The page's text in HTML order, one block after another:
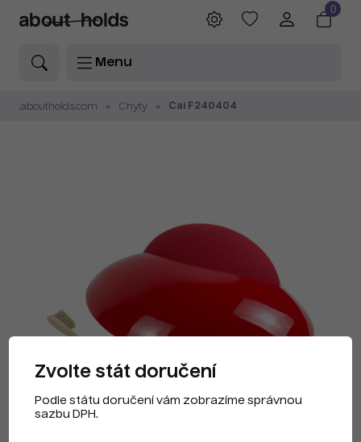
Menu
0
.aboutholds.com Chyty Cai F240404
Zvolte stát doručení
Podle státu doručení vám zobrazíme správnou
sazbu DPH.